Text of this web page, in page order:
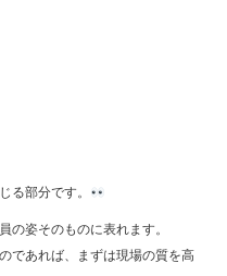
る部分です。
の姿そのものに表れます。
であれば、まずは現場の質を高